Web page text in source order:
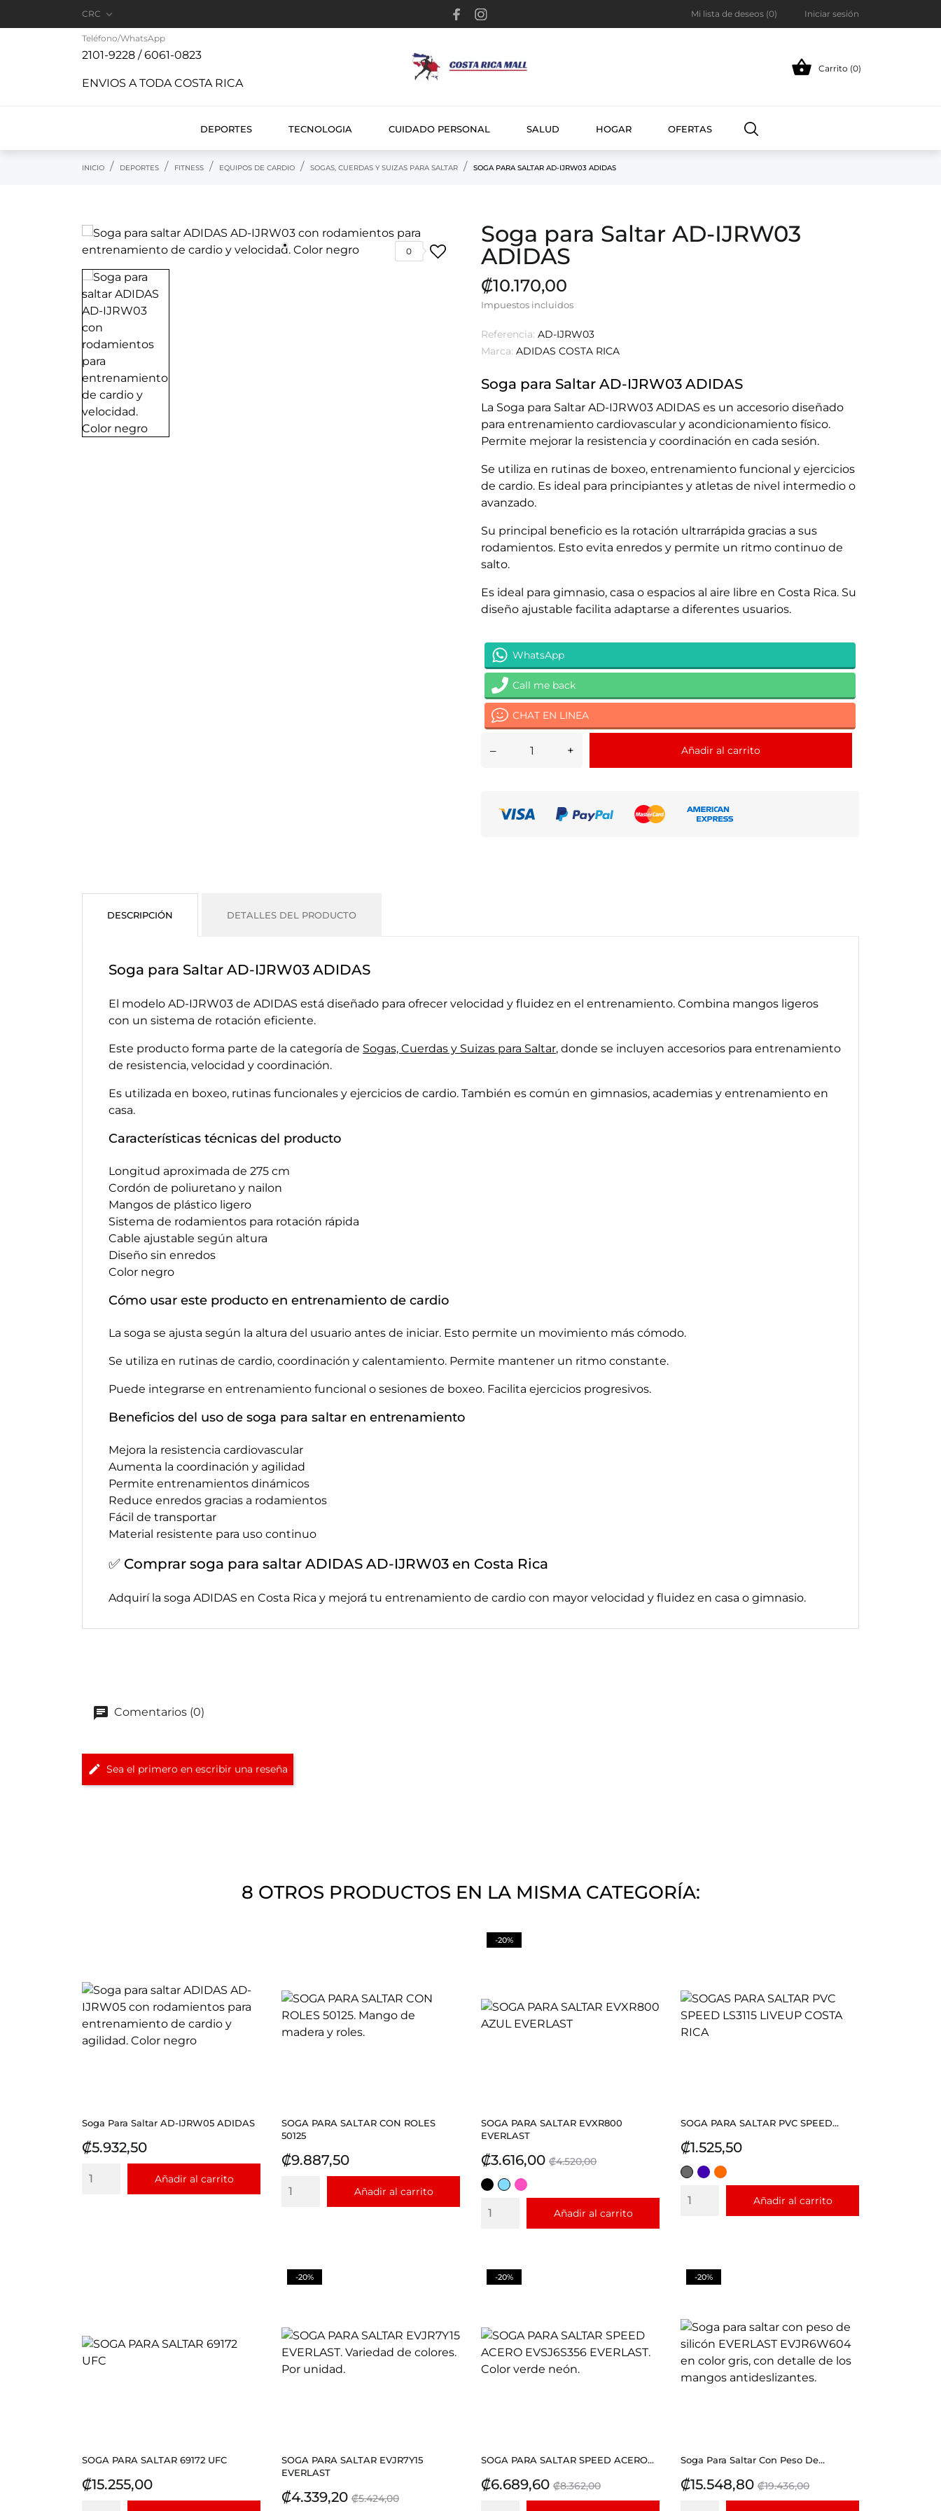
CRC  Mi lista de deseos (0) Iniciar sesión
Teléfono/WhatsApp
2101-9228 / 6061-0823
ENVIOS A TODA COSTA RICA
 Carrito (0)
DEPORTES TECNOLOGIA CUIDADO PERSONAL SALUD HOGAR OFERTAS
INICIO DEPORTES FITNESS EQUIPOS DE CARDIO SOGAS, CUERDAS Y SUIZAS PARA SALTAR SOGA PARA SALTAR AD-IJRW03 ADIDAS
0
Soga para Saltar AD-IJRW03
ADIDAS
₡10.170,00
Impuestos incluidos
Referencia: AD-IJRW03
Marca: ADIDAS COSTA RICA
Soga para Saltar AD-IJRW03 ADIDAS
La Soga para Saltar AD-IJRW03 ADIDAS es un accesorio diseñado
para entrenamiento cardiovascular y acondicionamiento físico.
Permite mejorar la resistencia y coordinación en cada sesión.
Se utiliza en rutinas de boxeo, entrenamiento funcional y ejercicios
de cardio. Es ideal para principiantes y atletas de nivel intermedio o
avanzado.
Su principal beneficio es la rotación ultrarrápida gracias a sus
rodamientos. Esto evita enredos y permite un ritmo continuo de
salto.
Es ideal para gimnasio, casa o espacios al aire libre en Costa Rica. Su
diseño ajustable facilita adaptarse a diferentes usuarios.
WhatsApp
Call me back
CHAT EN LINEA
– + Añadir al carrito
DESCRIPCIÓN DETALLES DEL PRODUCTO
Soga para Saltar AD-IJRW03 ADIDAS
El modelo AD-IJRW03 de ADIDAS está diseñado para ofrecer velocidad y fluidez en el entrenamiento. Combina mangos ligeros
con un sistema de rotación eficiente.
Este producto forma parte de la categoría de Sogas, Cuerdas y Suizas para Saltar, donde se incluyen accesorios para entrenamiento
de resistencia, velocidad y coordinación.
Es utilizada en boxeo, rutinas funcionales y ejercicios de cardio. También es común en gimnasios, academias y entrenamiento en
casa.
Características técnicas del producto
Longitud aproximada de 275 cm
Cordón de poliuretano y nailon
Mangos de plástico ligero
Sistema de rodamientos para rotación rápida
Cable ajustable según altura
Diseño sin enredos
Color negro
Cómo usar este producto en entrenamiento de cardio
La soga se ajusta según la altura del usuario antes de iniciar. Esto permite un movimiento más cómodo.
Se utiliza en rutinas de cardio, coordinación y calentamiento. Permite mantener un ritmo constante.
Puede integrarse en entrenamiento funcional o sesiones de boxeo. Facilita ejercicios progresivos.
Beneficios del uso de soga para saltar en entrenamiento
Mejora la resistencia cardiovascular
Aumenta la coordinación y agilidad
Permite entrenamientos dinámicos
Reduce enredos gracias a rodamientos
Fácil de transportar
Material resistente para uso continuo
✅ Comprar soga para saltar ADIDAS AD-IJRW03 en Costa Rica
Adquirí la soga ADIDAS en Costa Rica y mejorá tu entrenamiento de cardio con mayor velocidad y fluidez en casa o gimnasio.
Comentarios (0)
Sea el primero en escribir una reseña
8 OTROS PRODUCTOS EN LA MISMA CATEGORÍA:
Soga Para Saltar AD-IJRW05 ADIDAS
Precio
₡5.932,50
Añadir al carrito
SOGA PARA SALTAR CON ROLES
50125
Precio
₡9.887,50
Añadir al carrito
SOGA PARA SALTAR EVXR800
EVERLAST
Precio
₡3.616,00 Precio
₡4.520,00
NEGRO
CELESTE
FUCSIA
Añadir al carrito
-20%
SOGA PARA SALTAR PVC SPEED...
Precio
₡1.525,50
GRISMORADO
NARANJA
Añadir al carrito
SOGA PARA SALTAR 69172 UFC
Precio
₡15.255,00
SOGA PARA SALTAR EVJR7Y15
EVERLAST
Precio
₡4.339,20 Precio
₡5.424,00
-20%
SOGA PARA SALTAR SPEED ACERO...
Precio
₡6.689,60 Precio
base
₡8.362,00
-20%
Soga Para Saltar Con Peso De...
Precio
₡15.548,80 Precio
base
₡19.436,00
-20%